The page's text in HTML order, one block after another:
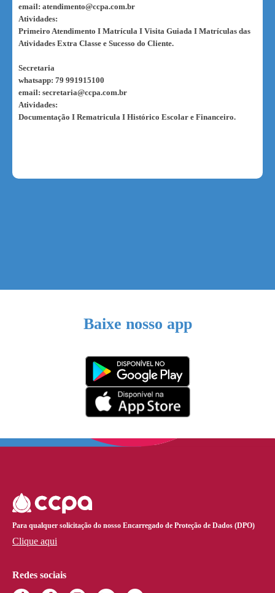
email: atendimento@ccpa.com.br
Atividades:
Primeiro Atendimento I Matrícula I Visita Guiada I Matrículas das
Atividades Extra Classe e Sucesso do Cliente.
Secretaria
whatsapp: 79 991915100
email: secretaria@ccpa.com.br
Atividades:
Documentação I Rematricula I Histórico Escolar e Financeiro.
Baixe nosso app
Para qualquer solicitação do nosso Encarregado de Proteção de Dados (DPO)
Clique aqui
Redes sociais